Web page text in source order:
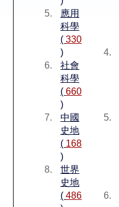
應用
科學
( 330
)
社會
科學
( 660
)
中國
史地
( 168
)
世界
史地
( 486